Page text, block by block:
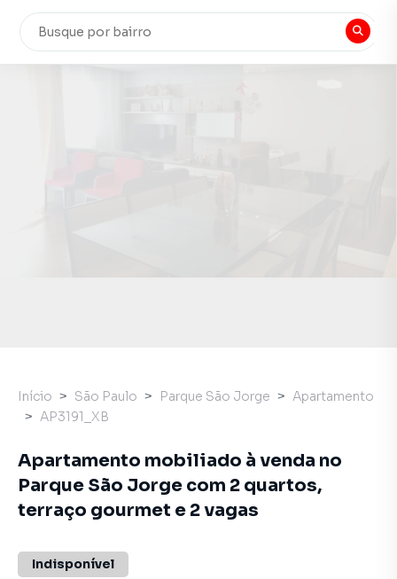
Início São Paulo Parque São Jorge
Apartamento
AP3191_XB
Apartamento mobiliado à venda no
Parque São Jorge com 2 quartos,
terraço gourmet e 2 vagas
Indisponível